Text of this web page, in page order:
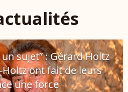
un sujet” : Gérard Holtz
ont fait de leurs
une force